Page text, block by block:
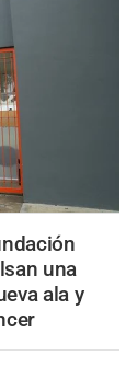
una
ala y